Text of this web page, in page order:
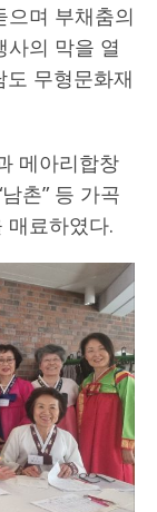
으며 부채춤의
사의 막을 열
무형문화재
메아리합창
촌” 등 가곡
매료하였다.